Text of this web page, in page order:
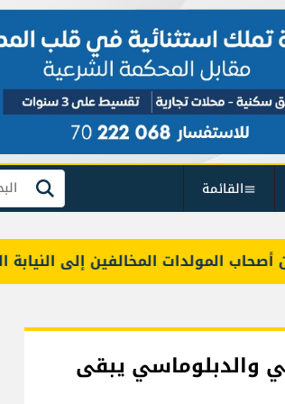
القائمة بحث
المولدات المخالفين إلى النيابة العامة
والدبلوماسي يبقى